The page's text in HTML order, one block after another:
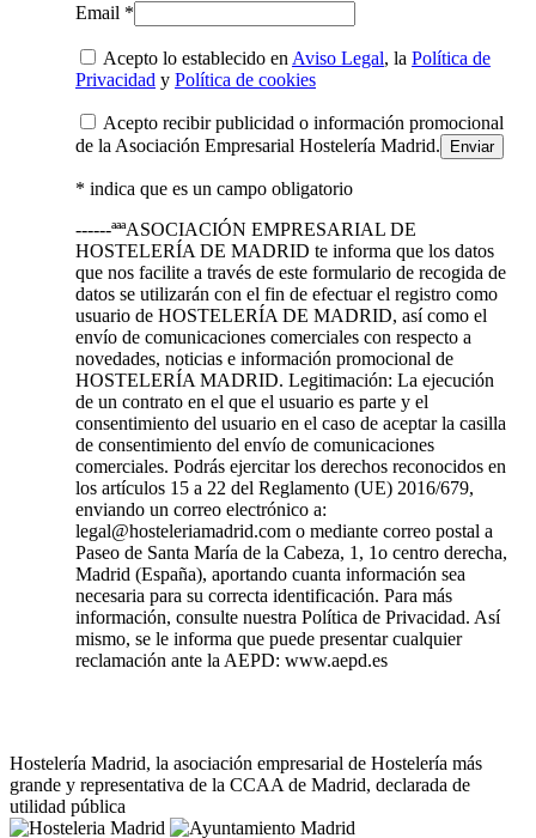
Email *
Acepto lo establecido en Aviso Legal, la Política de
Privacidad y Política de cookies
Acepto recibir publicidad o información promocional
de la Asociación Empresarial Hostelería Madrid.
* indica que es un campo obligatorio
------ªªªASOCIACIÓN EMPRESARIAL DE
HOSTELERÍA DE MADRID te informa que los datos
que nos facilite a través de este formulario de recogida de
datos se utilizarán con el fin de efectuar el registro como
usuario de HOSTELERÍA DE MADRID, así como el
envío de comunicaciones comerciales con respecto a
novedades, noticias e información promocional de
HOSTELERÍA MADRID. Legitimación: La ejecución
de un contrato en el que el usuario es parte y el
consentimiento del usuario en el caso de aceptar la casilla
de consentimiento del envío de comunicaciones
comerciales. Podrás ejercitar los derechos reconocidos en
los artículos 15 a 22 del Reglamento (UE) 2016/679,
enviando un correo electrónico a:
legal@hosteleriamadrid.com o mediante correo postal a
Paseo de Santa María de la Cabeza, 1, 1o centro derecha,
Madrid (España), aportando cuanta información sea
necesaria para su correcta identificación. Para más
información, consulte nuestra Política de Privacidad. Así
mismo, se le informa que puede presentar cualquier
reclamación ante la AEPD: www.aepd.es
Hostelería Madrid, la asociación empresarial de Hostelería más
grande y representativa de la CCAA de Madrid, declarada de
utilidad pública